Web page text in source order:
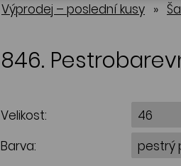
Výprodej – poslední kusy »
846.
Velikost:
Barva: